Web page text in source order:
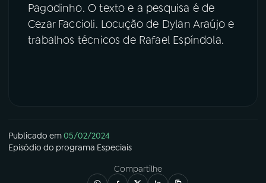
Pagodinho. O texto e a pesquisa é de
Cezar Faccioli. Locução de Dylan Araújo e
trabalhos técnicos de Rafael Espíndola.
Publicado em05/02/2024
Episódio do programa Especiais
Compartilhe